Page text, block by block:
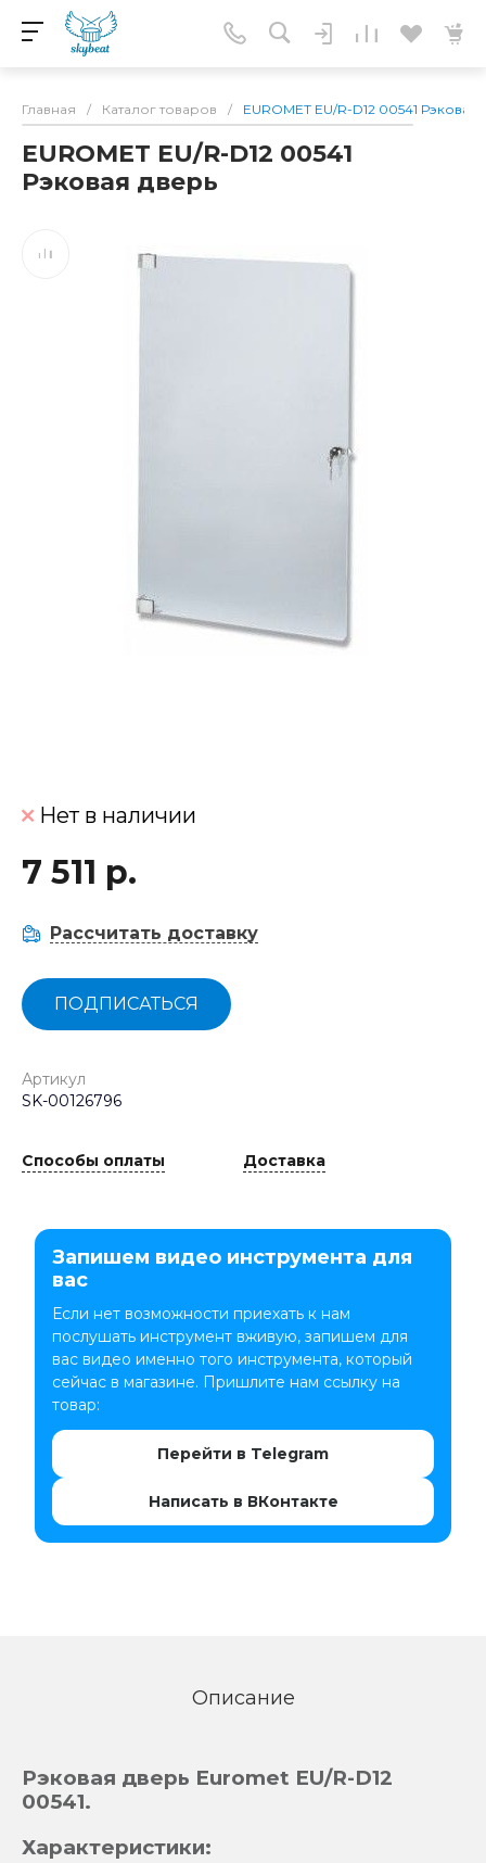
Главная / Каталог товаров / EUROMET EU/R-D12 00541 Рэковая
EUROMET EU/R-D12 00541
Рэковая дверь
Нет в наличии
7 511 р.
Рассчитать доставку
ПОДПИСАТЬСЯ
Артикул
SK-00126796
Способы оплаты Доставка
Запишем видео инструмента для
вас
Если нет возможности приехать к нам
послушать инструмент вживую, запишем для
вас видео именно того инструмента, который
сейчас в магазине. Пришлите нам ссылку на
товар:
Перейти в Telegram
Написать в ВКонтакте
Описание
Рэковая дверь Euromet EU/R-D12
00541.
Характеристики: